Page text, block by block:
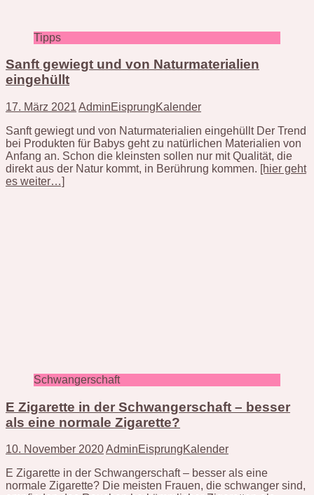
Tipps
Sanft gewiegt und von Naturmaterialien
eingehüllt
17. März 2021 AdminEisprungKalender
Sanft gewiegt und von Naturmaterialien eingehüllt Der Trend
bei Produkten für Babys geht zu natürlichen Materialien von
Anfang an. Schon die kleinsten sollen nur mit Qualität, die
direkt aus der Natur kommt, in Berührung kommen. [hier geht
es weiter…]
Schwangerschaft
E Zigarette in der Schwangerschaft – besser
als eine normale Zigarette?
10. November 2020AdminEisprungKalender
E Zigarette in der Schwangerschaft – besser als eine
normale Zigarette? Die meisten Frauen, die schwanger sind,